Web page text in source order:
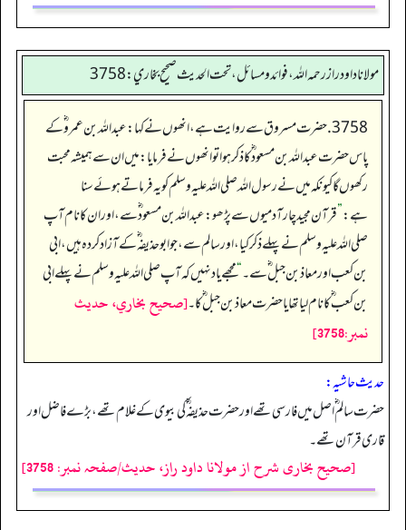
مولانا داود راز رحمه الله، فوائد و مسائل، تحت الحديث صحيح بخاري: 3758
3758. حضرت مسروق سے روایت ہے، انھوں نے کہا: عبداللہ بن عمرو ؓ کے
پاس حضرت عبداللہ بن مسعود ؓ کا ذکر ہوا تو انھوں نے فرمایا: میں ان سے ہمیشہ محبت
رکھوں گا کیونکہ میں نے رسول اللہ صلی اللہ علیہ وسلم کو یہ فرماتے ہوئے سنا
ہے:”قرآن مجید چار آدمیوں سے پڑھو: عبداللہ بن مسعود ؓ سے، اور ان کا نام آپ
صلی اللہ علیہ وسلم نے پہلے ذکر کیا، اور سالم سے، جو ابوحذیفہ ؓ کے آزاد کردہ ہیں، ابی
بن کعب اور معاذ بن جبل ؓ سے۔“مجھے یاد نہیں کہ آپ صلی اللہ علیہ وسلم نے پہلے ابی
بن کعب ؓ کا نام لیا تھا یا حضرت معاذ بن جبل ؓ کا۔[صحيح بخاري، حديث
نمبر:3758]
حدیث حاشیہ:
حضرت سالم ؓ اصل میں فارسی تھے اور حضرت حذیفہ ؓ کی بیوی کے غلام تھے، بڑے فاضل اور
قاری قرآن تھے۔
[صحیح بخاری شرح از مولانا داود راز، حدیث/صفحہ نمبر: 3758]